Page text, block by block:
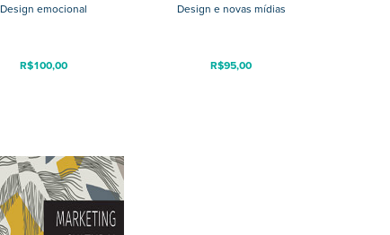
Design emocional
R$100,00
Design e novas mídias
R$95,00